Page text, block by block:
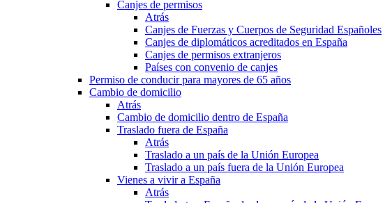
Canjes de permisos
Atrás
Canjes de Fuerzas y Cuerpos de Seguridad Españoles
Canjes de diplomáticos acreditados en España
Canjes de permisos extranjeros
Países con convenio de canjes
Permiso de conducir para mayores de 65 años
Cambio de domicilio
Atrás
Cambio de domicilio dentro de España
Traslado fuera de España
Atrás
Traslado a un país de la Unión Europea
Traslado a un país fuera de la Unión Europea
Vienes a vivir a España
Atrás